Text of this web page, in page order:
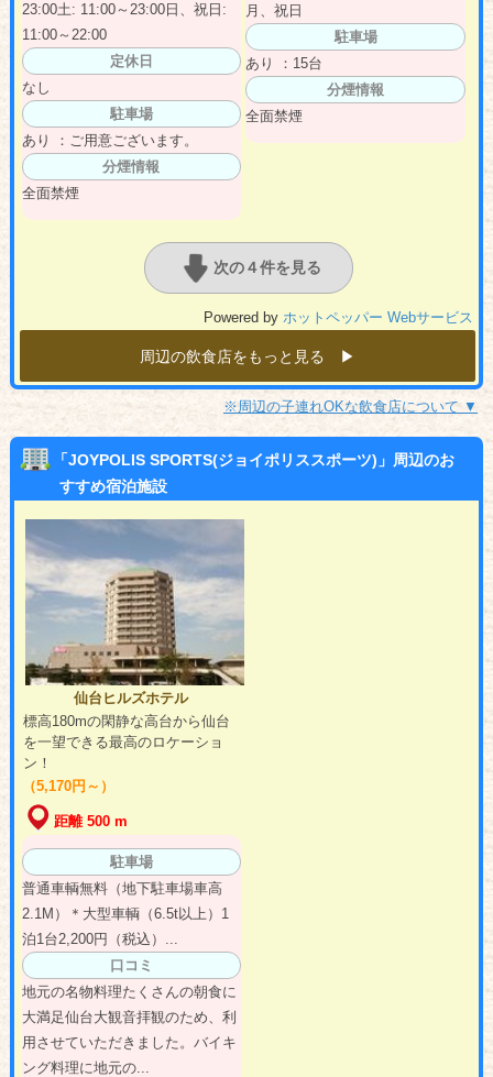
23:00土: 11:00～23:00日、祝日:
11:00～22:00
定休日
なし
駐車場
あり ：ご用意ございます。
分煙情報
全面禁煙
月、祝日
駐車場
あり ：15台
分煙情報
全面禁煙
次の４件を見る
Powered byホットペッパー Webサービス
周辺の飲食店をもっと見る ▶︎
※周辺の子連れOKな飲食店について ▼
「JOYPOLIS SPORTS(ジョイポリススポーツ)」周辺のお
すすめ宿泊施設
仙台ヒルズホテル
標高180mの閑静な高台から仙台
を一望できる最高のロケーショ
ン！
（5,170円～）
距離 500 m
駐車場
普通車輌無料（地下駐車場車高
2.1M）＊大型車輌（6.5t以上）1
泊1台2,200円（税込）...
口コミ
地元の名物料理たくさんの朝食に
大満足仙台大観音拝観のため、利
用させていただきました。バイキ
ング料理に地元の...